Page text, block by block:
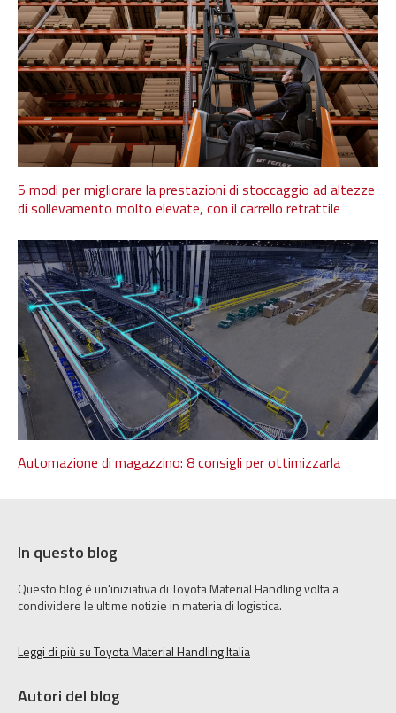
5 modi per migliorare la prestazioni di stoccaggio ad altezze
di sollevamento molto elevate, con il carrello retrattile
Automazione di magazzino: 8 consigli per ottimizzarla
In questo blog
Questo blog è un'iniziativa di Toyota Material Handling volta a
condividere le ultime notizie in materia di logistica.
Leggi di più su Toyota Material Handling Italia
Autori del blog